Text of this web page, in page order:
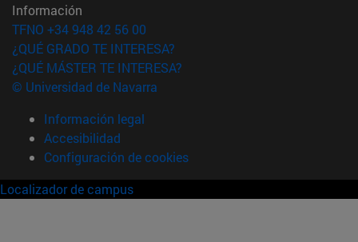
Información
TFNO +34 948 42 56 00
¿QUÉ GRADO TE INTERESA?
¿QUÉ MÁSTER TE INTERESA?
© Universidad de Navarra
Información legal
Accesibilidad
Configuración de cookies
Localizador de campus